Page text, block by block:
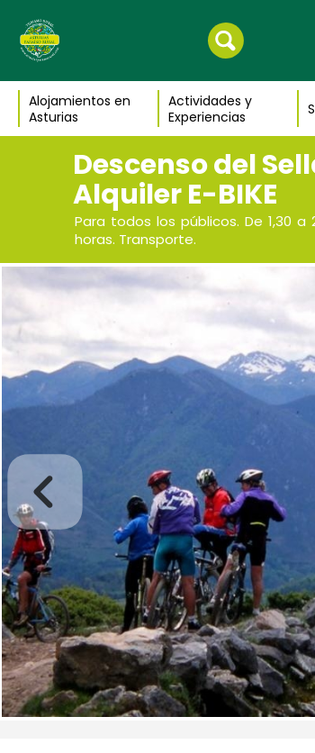
Alojamientos en
Asturias
Actividades y
Experiencias
Descenso del
Alquiler E-BIKE
Para todos los públicos. De 1,30
horas. Transporte.